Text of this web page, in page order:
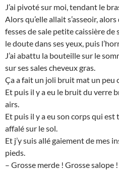
J’ai pivoté sur moi, tendant le
Alors qu’elle allait s’asseoir,
fesses de sale petite caissière de
le doute dans ses yeux, puis
J’ai abattu la bouteille sur le
sur ses sales cheveux gras.
Ça a fait un joli bruit mat un peu
Et puis il y a eu le bruit du verre
airs.
Et puis il y a eu son corps qui est
affalé sur le sol.
Et j’y suis allé gaiement de mes
pieds.
– Grosse merde ! Grosse salope !